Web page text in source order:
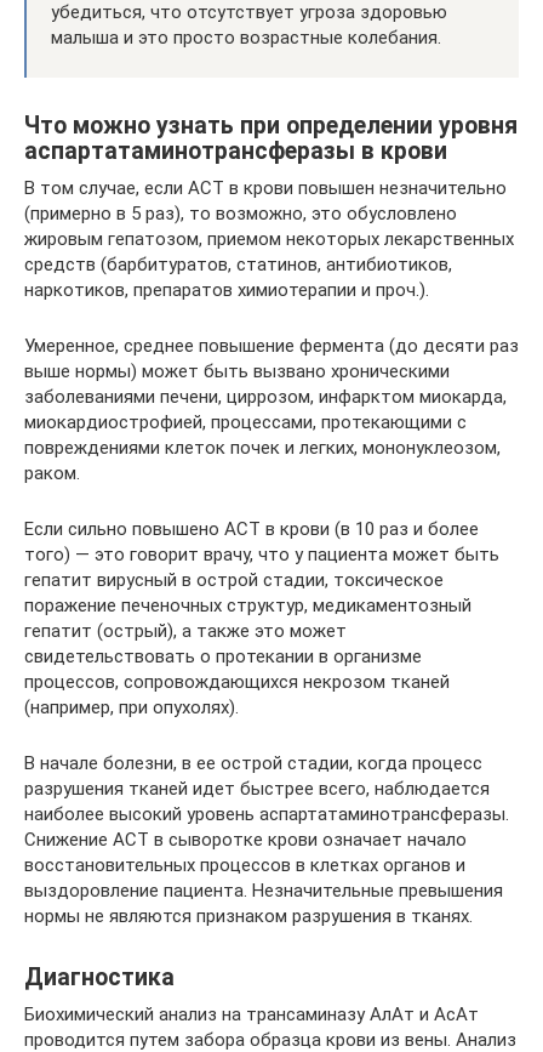
убедиться, что отсутствует угроза здоровью
малыша и это просто возрастные колебания.
Что можно узнать при определении уровня
аспартатаминотрансферазы в крови
В том случае, если АСТ в крови повышен незначительно
(примерно в 5 раз), то возможно, это обусловлено
жировым гепатозом, приемом некоторых лекарственных
средств (барбитуратов, статинов, антибиотиков,
наркотиков, препаратов химиотерапии и проч.).
Умеренное, среднее повышение фермента (до десяти раз
выше нормы) может быть вызвано хроническими
заболеваниями печени, циррозом, инфарктом миокарда,
миокардиострофией, процессами, протекающими с
повреждениями клеток почек и легких, мононуклеозом,
раком.
Если сильно повышено АСТ в крови (в 10 раз и более
того) — это говорит врачу, что у пациента может быть
гепатит вирусный в острой стадии, токсическое
поражение печеночных структур, медикаментозный
гепатит (острый), а также это может
свидетельствовать о протекании в организме
процессов, сопровождающихся некрозом тканей
(например, при опухолях).
В начале болезни, в ее острой стадии, когда процесс
разрушения тканей идет быстрее всего, наблюдается
наиболее высокий уровень аспартатаминотрансферазы.
Снижение АСТ в сыворотке крови означает начало
восстановительных процессов в клетках органов и
выздоровление пациента. Незначительные превышения
нормы не являются признаком разрушения в тканях.
Диагностика
Биохимический анализ на трансаминазу АлАт и АсАт
проводится путем забора образца крови из вены. Анализ